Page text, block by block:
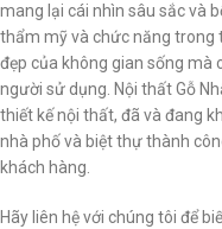
mang lại cái nhìn sâu sắc và
thẩm mỹ và chức năng trong
đẹp của không gian sống mà
người sử dụng. Nội thất Gỗ
thiết kế nội thất, đã và đang
nhà phố và biệt thự thành
khách hàng.
Hãy liên hệ với chúng tôi để